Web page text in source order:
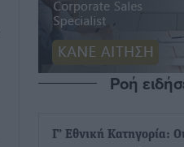
Ροή
Γ’ Εθνική Κατηγορία: